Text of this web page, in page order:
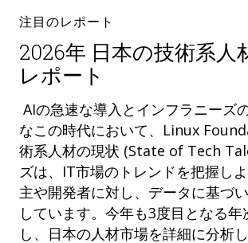
注目のレポート
2026年 日本の技術系人
レポート
AIの急速な導入とインフラニーズ
なこの時代において、Linux
術系人材の現状 (State of Tech
ズは、IT市場のトレンドを把握し
主や開発者に対し、データに基づ
しています。今年も3度目となる
し、日本の人材市場を詳細に分析